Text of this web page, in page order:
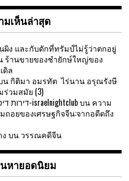
มเห็นล่าสุด
ผิง และกับดักที่ทรัมป์ไม่รู้ว่าตกอยู่
ร้านขายของชำยักษ์ใหญ่ของ
ดิล
น กิติมา อมรทัต ไร่นาน อรุณรังษี
วมสมัย (3)
דירות דיסקרטיות בבאר שבע-israelnightclubบน ความ
ถอยของเศรษฐกิจจีน:จากอดีดถึง
บน วรรณคดีจีน
หายอดนิยม